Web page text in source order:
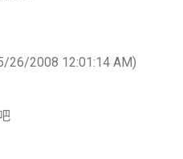
26/2008 12:01:14 AM)